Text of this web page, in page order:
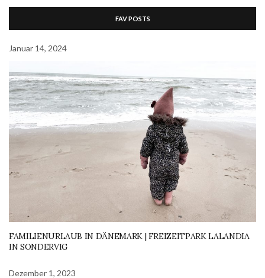
FAV POSTS
Januar 14, 2024
FAMILIENURLAUB IN DÄNEMARK | FREIZEITPARK LALANDIA
IN SONDERVIG
Dezember 1, 2023